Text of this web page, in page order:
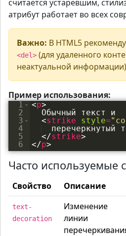
считается устаревшим,
атрибут работает во всех
Важно: В HTML5
<del> (для удаленного
неактуальной
Пример использования:
1
2
3
4
5
6
<p>
  Обычный текст и
<strike style=
перечеркнутый
</strike>
</p>
Часто используемые
Свойство Описание
text-
decoration
Изменение
линии